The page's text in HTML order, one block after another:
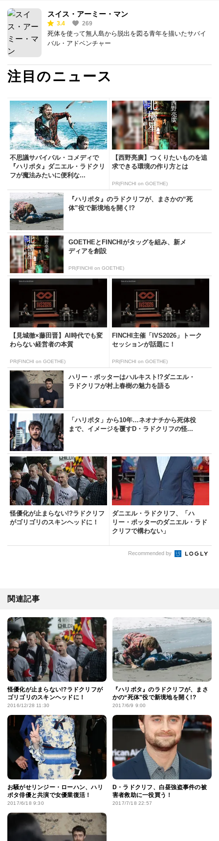
スイス・アーミー・マン
3.4 269
死体を使って無人島から脱出を図る青年を描いたサバイ
バル・アドベンチャー
注目のニュース
不思議サバイバル・コメディで
『ハリポタ』ダニエル・ラドクリ
フが魔法みたいに便利な...
【西野亮廣】つくりたいものを追
求できる環境の作り方とは
PR(FINCHI on GOETHE)
『ハリポタ』のラドクリフが、まさかの“死
体”役で新境地を開く!?
GOETHEとFINCHIがタッグを組み、新メ
ディアを創設
PR(FINCHI on GOETHE)
【見城徹×藤田晋】AI時代でも変
わらない経営者の本質
PR(FINCHI on GOETHE)
FINCHI主催「IVS2026」トーク
セッションが話題に！
PR(FINCHI on GOETHE)
ハリー・ポッターはハルキスト!?ダニエル・
ラドクリフが村上春樹の魅力を語る
「ハリポタ」から10年…ネオナチから死体役
まで、イメージを覆すD・ラドクリフの怪...
怪優化が止まらない!?ラドクリフ
がゴリゴリのスキンヘッドに！
ダニエル・ラドクリフ、「ハ
リー・ポッターのダニエル・ラド
クリフで構わない」
Recommended by
関連記事
怪優化が止まらない!?ラドクリフが
ゴリゴリのスキンヘッドに！
2016/12/28 11:30
『ハリポタ』のラドクリフが、まさ
かの“死体”役で新境地を開く!?
2017/6/9 9:00
お騒がせリンジー・ローハン、ハリ
ポタ俳優と共演で女優業復活！
2017/6/18 9:30
D・ラドクリフ、白昼強盗事件の被
害者救助に一役買う！
2017/7/18 22:57